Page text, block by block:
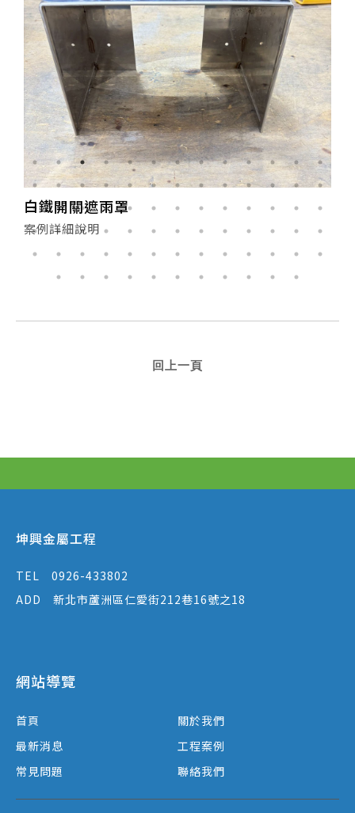
遮雨棚 水槽 白鐵架 封板 接水管
案例詳細說明
回上一頁
坤興金屬工程
TEL
0926-433802
ADD
新北市蘆洲區仁愛街212巷16號之18
網站導覽
首頁
關於我們
最新消息
工程案例
常見問題
聯絡我們